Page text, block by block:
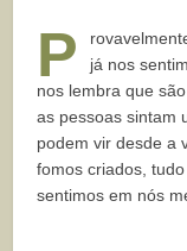
P
já nos
nos lembra que
as pessoas sintam
podem vir desde a
fomos criados,
sentimos em nós